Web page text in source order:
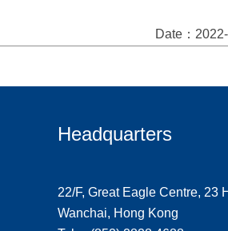
Date：
Headquarters
22/F, Great Eagle Centre, 23
Wanchai, Hong Kong